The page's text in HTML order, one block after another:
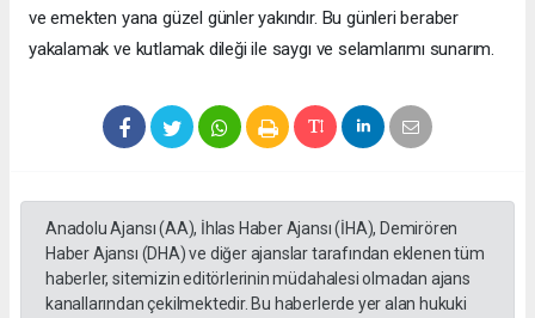
ve emekten yana güzel günler yakındır. Bu günleri beraber
yakalamak ve kutlamak dileği ile saygı ve selamlarımı sunarım.
Anadolu Ajansı (AA), İhlas Haber Ajansı (İHA), Demirören
Haber Ajansı (DHA) ve diğer ajanslar tarafından eklenen tüm
haberler, sitemizin editörlerinin müdahalesi olmadan ajans
kanallarından çekilmektedir. Bu haberlerde yer alan hukuki